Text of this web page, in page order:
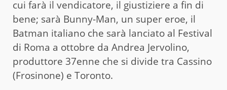
cui farà il vendicatore, il giustiziere a fin di
bene; sarà Bunny-Man, un super eroe, il
Batman italiano che sarà lanciato al Festival
di Roma a ottobre da Andrea Jervolino,
produttore 37enne che si divide tra Cassino
(Frosinone) e Toronto.